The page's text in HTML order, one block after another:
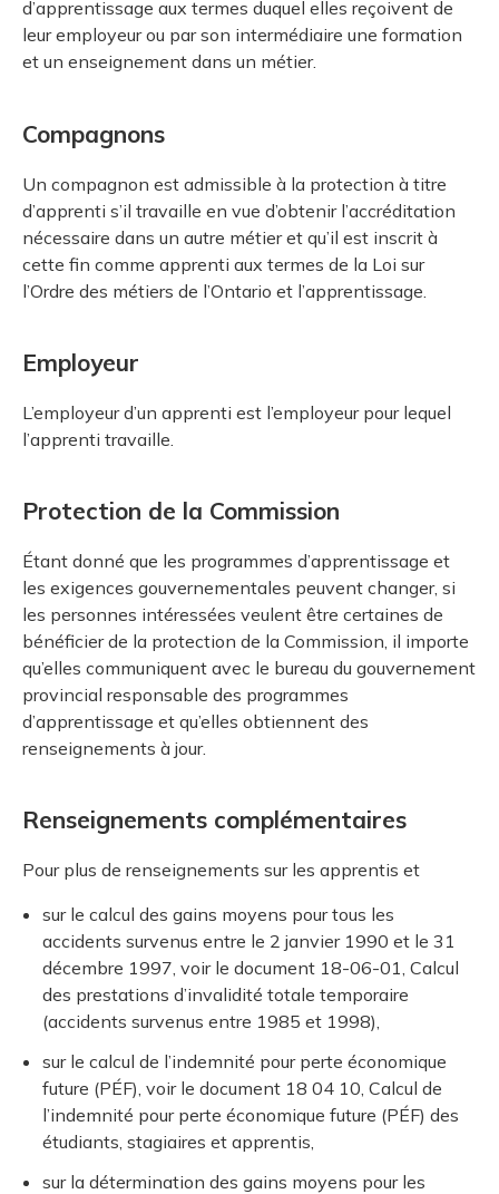
d’apprentissage aux termes duquel elles reçoivent de
leur employeur ou par son intermédiaire une formation
et un enseignement dans un métier.
Compagnons
Un compagnon est admissible à la protection à titre
d’apprenti s’il travaille en vue d’obtenir l’accréditation
nécessaire dans un autre métier et qu’il est inscrit à
cette fin comme apprenti aux termes de la Loi sur
l’Ordre des métiers de l’Ontario et l’apprentissage.
Employeur
L’employeur d’un apprenti est l’employeur pour lequel
l’apprenti travaille.
Protection de la Commission
Étant donné que les programmes d’apprentissage et
les exigences gouvernementales peuvent changer, si
les personnes intéressées veulent être certaines de
bénéficier de la protection de la Commission, il importe
qu’elles communiquent avec le bureau du gouvernement
provincial responsable des programmes
d’apprentissage et qu’elles obtiennent des
renseignements à jour.
Renseignements complémentaires
Pour plus de renseignements sur les apprentis et
sur le calcul des gains moyens pour tous les
accidents survenus entre le 2 janvier 1990 et le 31
décembre 1997, voir le document 18-06-01, Calcul
des prestations d’invalidité totale temporaire
(accidents survenus entre 1985 et 1998),
sur le calcul de l’indemnité pour perte économique
future (PÉF), voir le document 18 04 10, Calcul de
l’indemnité pour perte économique future (PÉF) des
étudiants, stagiaires et apprentis,
sur la détermination des gains moyens pour les